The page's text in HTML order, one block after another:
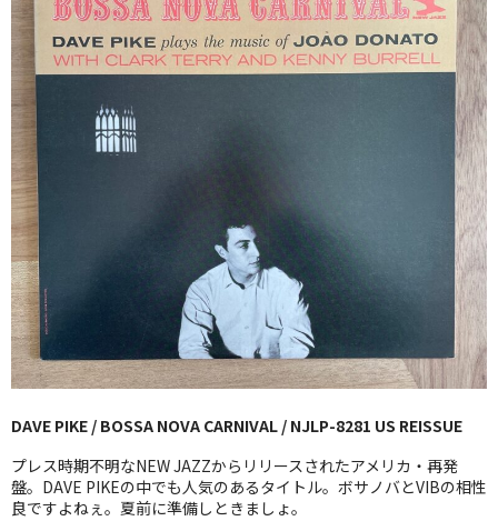
買取について
取り置きなどについて
Categories
New Arrivals
GG RECORD （当店のレーベル）
全商品
JAZZ-US
BLUE NOTE
JAZZ-EU
JAZZ-JP
DAVE PIKE / BOSSA NOVA CARNIVAL / NJLP-8281 US REISSUE
プレス時期不明なNEW JAZZからリリースされたアメリカ・再発
盤。DAVE PIKEの中でも人気のあるタイトル。ボサノバとVIBの相性
良ですよねぇ。夏前に準備しときましょ。